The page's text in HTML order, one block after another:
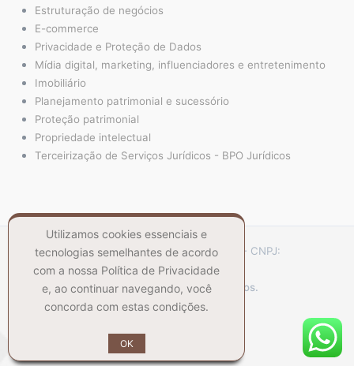
Estruturação de negócios
E-commerce
Privacidade e Proteção de Dados
Mídia digital, marketing, influenciadores e entretenimento
Imobiliário
Planejamento patrimonial e sucessório
Proteção patrimonial
Propriedade intelectual
Terceirização de Serviços Jurídicos - BPO Jurídicos
CSilva Sociedade de Advogados - CNPJ:
48.870.614/0001-50
© Todos os direitos reservados.
Utilizamos cookies essenciais e
tecnologias semelhantes de acordo
com a nossa Política de Privacidade
e, ao continuar navegando, você
concorda com estas condições.
OK